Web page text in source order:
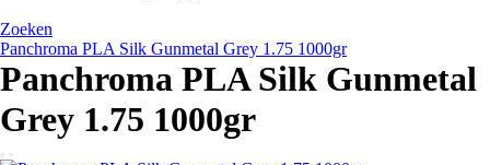
Zoeken
Panchroma PLA Silk Gunmetal Grey 1.75 1000gr
Panchroma PLA Silk Gunmetal
Grey 1.75 1000gr